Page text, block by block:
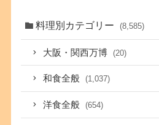
料理別カテゴリー (8,585)
大阪・関西万博 (20)
和食全般 (1,037)
洋食全般 (654)